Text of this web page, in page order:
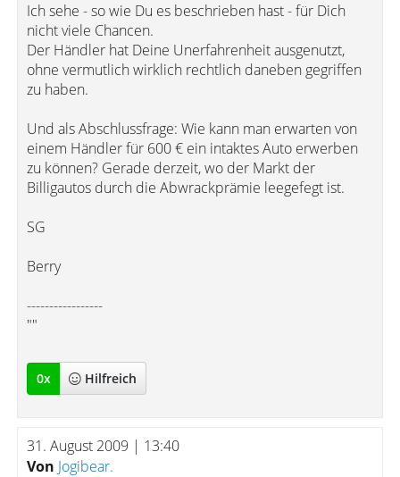
Ich sehe - so wie Du es beschrieben hast - für Dich
nicht viele Chancen.
Der Händler hat Deine Unerfahrenheit ausgenutzt,
ohne vermutlich wirklich rechtlich daneben gegriffen
zu haben.
Und als Abschlussfrage: Wie kann man erwarten von
einem Händler für 600 € ein intaktes Auto erwerben
zu können? Gerade derzeit, wo der Markt der
Billigautos durch die Abwrackprämie leegefegt ist.
SG
Berry
-----------------
""
0x Hilfreich
31. August 2009 | 13:40
Von Jogibear.